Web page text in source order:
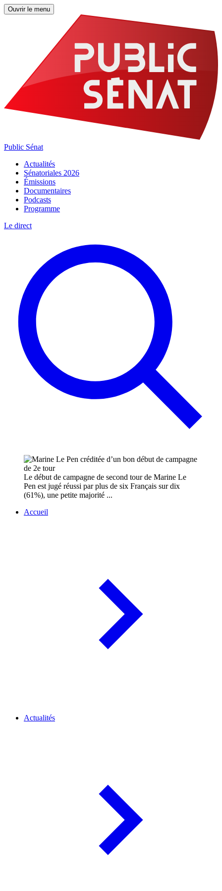
Ouvrir le menu
Public Sénat
Actualités
Sénatoriales 2026
Émissions
Documentaires
Podcasts
Programme
Le direct
Le début de campagne de second tour de Marine Le
Pen est jugé réussi par plus de six Français sur dix
(61%), une petite majorité ...
Accueil
Actualités